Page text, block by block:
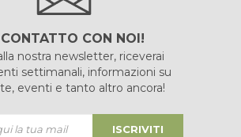
CON NOI!
nostra newsletter, riceverai
settimanali, informazioni su
eventi e tanto altro ancora!
ISCRIVITI